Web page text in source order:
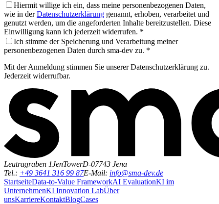
Hiermit willige ich ein, dass meine personenbezogenen Daten,
wie in der Datenschutzerklärung genannt, erhoben, verarbeitet und
genutzt werden, um die angeforderten Inhalte bereitzustellen. Diese
Einwilligung kann ich jederzeit widerrufen. *
Ich stimme der Speicherung und Verarbeitung meiner
personenbezogenen Daten durch sma-dev zu. *
Mit der Anmeldung stimmen Sie unserer Datenschutzerklärung zu.
Jederzeit widerrufbar.
Leutragraben 1JenTowerD-07743 Jena
Tel.: +49 3641 316 99 87E-Mail: info@sma-dev.de
StartseiteData-to-Value FrameworkAI EvaluationKI im
UnternehmenKI Innovation LabÜber
unsKarriereKontaktBlogCases